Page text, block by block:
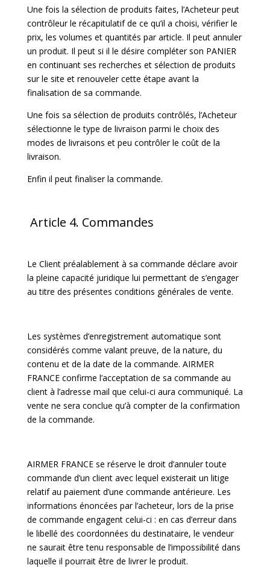
Une fois la sélection de produits faites, l’Acheteur peut
contrôleur le récapitulatif de ce qu’il a choisi, vérifier le
prix, les volumes et quantités par article. Il peut annuler
un produit. Il peut si il le désire compléter son PANIER
en continuant ses recherches et sélection de produits
sur le site et renouveler cette étape avant la
finalisation de sa commande.
Une fois sa sélection de produits contrôlés, l’Acheteur
sélectionne le type de livraison parmi le choix des
modes de livraisons et peu contrôler le coût de la
livraison.
Enfin il peut finaliser la commande.
Article 4. Commandes
Le Client préalablement à sa commande déclare avoir
la pleine capacité juridique lui permettant de s’engager
au titre des présentes conditions générales de vente.
Les systèmes d’enregistrement automatique sont
considérés comme valant preuve, de la nature, du
contenu et de la date de la commande. AIRMER
FRANCE confirme l’acceptation de sa commande au
client à l’adresse mail que celui-ci aura communiqué. La
vente ne sera conclue qu’à compter de la confirmation
de la commande.
AIRMER FRANCE se réserve le droit d’annuler toute
commande d’un client avec lequel existerait un litige
relatif au paiement d’une commande antérieure. Les
informations énoncées par l’acheteur, lors de la prise
de commande engagent celui-ci : en cas d’erreur dans
le libellé des coordonnées du destinataire, le vendeur
ne saurait être tenu responsable de l’impossibilité dans
laquelle il pourrait être de livrer le produit.